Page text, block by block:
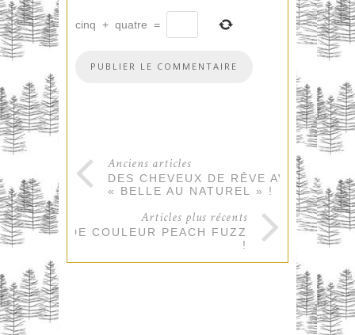
cinq + quatre =
Anciens articles
DES CHEVEUX DE RÊVE AVEC
« BELLE AU NATUREL » !
Articles plus récents
ENVIE DE COULEUR PEACH FUZZ
!